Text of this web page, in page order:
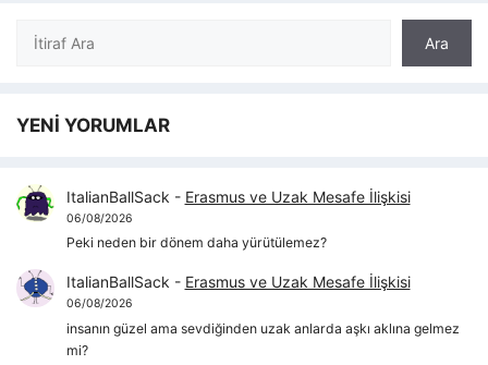
Ara
Ara
YENİ YORUMLAR
ItalianBallSack - Erasmus ve Uzak Mesafe İlişkisi
06/08/2026
Peki neden bir dönem daha yürütülemez?
ItalianBallSack - Erasmus ve Uzak Mesafe İlişkisi
06/08/2026
insanın güzel ama sevdiğinden uzak anlarda aşkı aklına gelmez
mi?